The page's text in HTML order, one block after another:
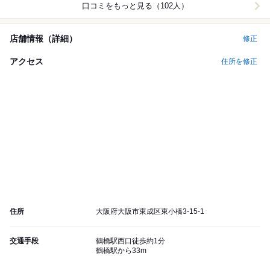
口コミをもっと見る（102人）
店舗情報（詳細） 修正
アクセス 住所を修正
住所 大阪府大阪市東成区東小橋3-15-1
交通手段
鶴橋駅西口徒歩約1分
鶴橋駅から33m